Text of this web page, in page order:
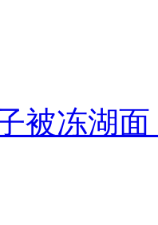
被冻湖